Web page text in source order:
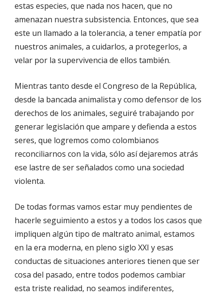
estas especies, que nada nos hacen, que no
amenazan nuestra subsistencia. Entonces, que sea
este un llamado a la tolerancia, a tener empatía por
nuestros animales, a cuidarlos, a protegerlos, a
velar por la supervivencia de ellos también.
Mientras tanto desde el Congreso de la República,
desde la bancada animalista y como defensor de los
derechos de los animales, seguiré trabajando por
generar legislación que ampare y defienda a estos
seres, que logremos como colombianos
reconciliarnos con la vida, sólo así dejaremos atrás
ese lastre de ser señalados como una sociedad
violenta.
De todas formas vamos estar muy pendientes de
hacerle seguimiento a estos y a todos los casos que
impliquen algún tipo de maltrato animal, estamos
en la era moderna, en pleno siglo XXI y esas
conductas de situaciones anteriores tienen que ser
cosa del pasado, entre todos podemos cambiar
esta triste realidad, no seamos indiferentes,